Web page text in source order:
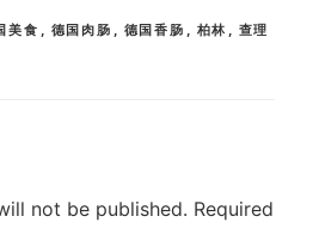
美食 德国肉肠 德国香肠 柏林
查理
not be published. Required